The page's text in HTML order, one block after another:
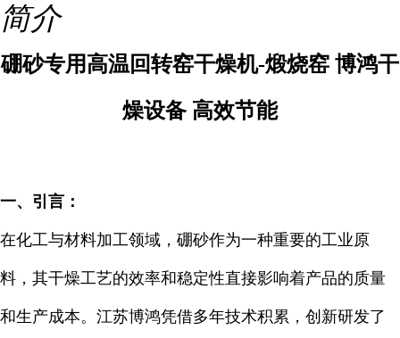
简介
硼砂专用高温回转窑干燥机-煅烧窑 博鸿干
燥设备 高效节能
一、引言：
在化工与材料加工领域，硼砂作为一种重要的工业原
料，其干燥工艺的效率和稳定性直接影响着产品的质量
和生产成本。江苏博鸿凭借多年技术积累，创新研发了